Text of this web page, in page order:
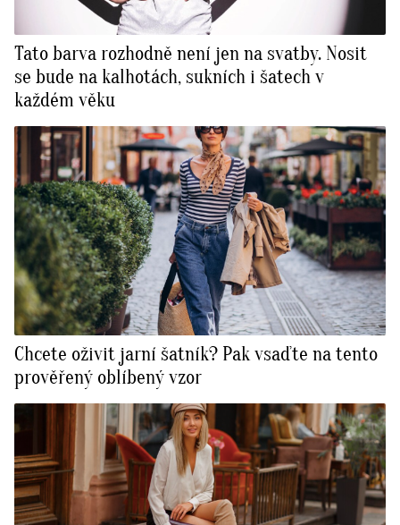
Tato barva rozhodně není jen na svatby. Nosit
se bude na kalhotách, sukních i šatech v
každém věku
Chcete oživit jarní šatník? Pak vsaďte na tento
prověřený oblíbený vzor